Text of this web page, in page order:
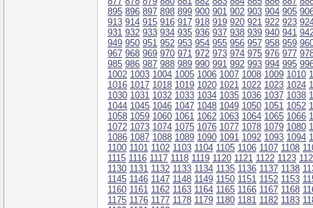
895 896 897 898 899 900 901 902 903 904 905
913 914 915 916 917 918 919 920 921 922 923
931 932 933 934 935 936 937 938 939 940 941
949 950 951 952 953 954 955 956 957 958 959
967 968 969 970 971 972 973 974 975 976 977
985 986 987 988 989 990 991 992 993 994 995
1002 1003 1004 1005 1006 1007 1008 1009 1010
1016 1017 1018 1019 1020 1021 1022 1023 1024
1030 1031 1032 1033 1034 1035 1036 1037 1038
1044 1045 1046 1047 1048 1049 1050 1051 1052
1058 1059 1060 1061 1062 1063 1064 1065 1066
1072 1073 1074 1075 1076 1077 1078 1079 1080
1086 1087 1088 1089 1090 1091 1092 1093 1094
1100 1101 1102 1103 1104 1105 1106 1107 1108
1115 1116 1117 1118 1119 1120 1121 1122 1123
1130 1131 1132 1133 1134 1135 1136 1137 1138
1145 1146 1147 1148 1149 1150 1151 1152 1153
1160 1161 1162 1163 1164 1165 1166 1167 1168
1175 1176 1177 1178 1179 1180 1181 1182 1183